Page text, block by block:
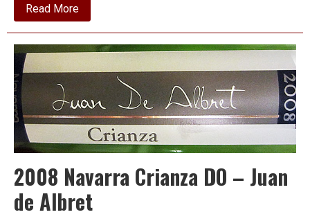
Read Moreabout
2010
Saxa
Loquuntur
–
–
Rioja
DOCa
–
Carmelo
Ortega
2008 Navarra Crianza DO – Juan
de Albret